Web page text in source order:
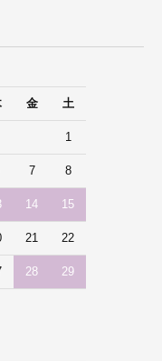
金 土
1
7 8
14 15
21 22
28 29